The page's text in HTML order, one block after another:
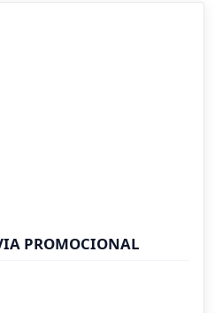
PROMOCIONAL